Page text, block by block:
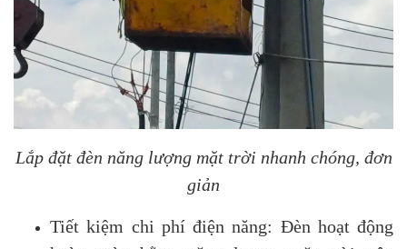
Lắp đặt đèn năng lượng mặt trời nhanh chóng, đơn
giản
Tiết kiệm chi phí điện năng: Đèn hoạt động